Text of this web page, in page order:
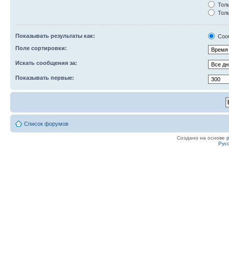
Показывать результаты как:
Поле сортировки:
Искать сообщения за:
Показывать первые:
Список форумов
Создано на основе